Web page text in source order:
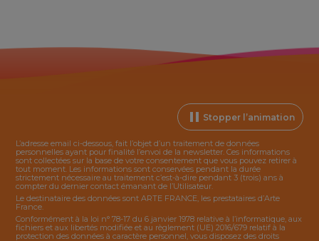
Stopper l’animation
L’adresse email ci-dessous, fait l’objet d’un traitement de données
personnelles ayant pour finalité l’envoi de la newsletter. Ces informations
sont collectées sur la base de votre consentement que vous pouvez retirer à
tout moment. Les informations sont conservées pendant la durée
strictement nécessaire au traitement c’est-à-dire pendant 3 (trois) ans à
compter du dernier contact émanant de l’Utilisateur.
Le destinataire des données sont ARTE FRANCE, les prestataires d’Arte
France.
Conformément à la loi n° 78-17 du 6 janvier 1978 relative à l’informatique, aux
fichiers et aux libertés modifiée et au règlement (UE) 2016/679 relatif à la
protection des données à caractère personnel, vous disposez des droits